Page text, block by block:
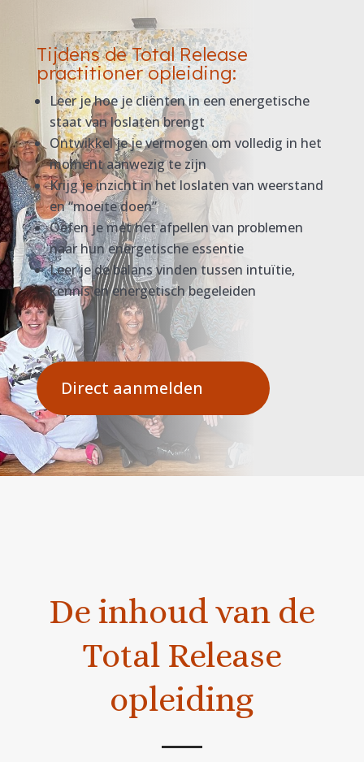
Tijdens de Total Release
practitioner opleiding:
Leer je hoe je cliënten in een energetische
staat van loslaten brengt
Ontwikkel je je vermogen om volledig in het
moment aanwezig te zijn
Krijg je inzicht in het loslaten van weerstand
en “moeite doen”
Oefen je met het afpellen van problemen
naar hun energetische essentie
Leer je de balans vinden tussen intuïtie,
kennis en energetisch begeleiden
Direct aanmelden
De inhoud van de
Total Release
opleiding